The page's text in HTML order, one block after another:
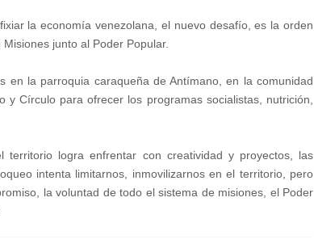
la economía venezolana, el nuevo desafío, es la orden
junto al Poder Popular.
en la parroquia caraqueña de Antímano, en la comunidad
Círculo para ofrecer los programas socialistas, nutrición,
logra enfrentar con creatividad y proyectos, las
intenta limitarnos, inmovilizarnos en el territorio, pero
la voluntad de todo el sistema de misiones, el Poder